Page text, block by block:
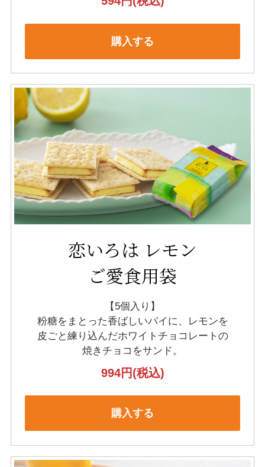
購入する
恋いろは レモン
ご愛食用袋
【5個入り】
粉糖をまとった香ばしいパイに、レモンを
皮ごと練り込んだホワイトチョコレートの
焼きチョコをサンド。
994円(税込)
購入する